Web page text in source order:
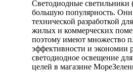
Светодиодные светильники
большую популярность. Они
технической разработкой
жилых и коммерческих
поэтому имеют множество
эффективности и экономии
светодиодное освещение
целей в магазине